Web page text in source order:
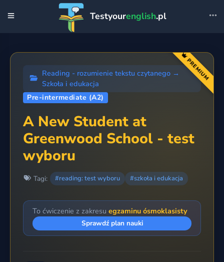
Testyourenglish.pl
PREMIUM
Reading - rozumienie tekstu czytanego →
Szkoła i edukacja
Pre-intermediate (A2)
A New Student at
Greenwood School - test
wyboru
Tagi: #reading: test wyboru #szkoła i edukacja
To ćwiczenie z zakresu egzaminu ósmoklasisty
Sprawdź plan nauki